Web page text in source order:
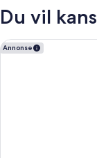
utsikt
innsjø
Du vil
Annonse
Ibis Styles Genève